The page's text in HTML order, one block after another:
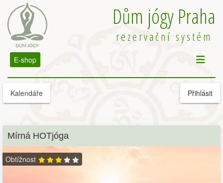
Dům jógy Praha
rezervační systém
E-shop
Kalendáře Přihlásit
Mírná HOTjóga
Obtížnost